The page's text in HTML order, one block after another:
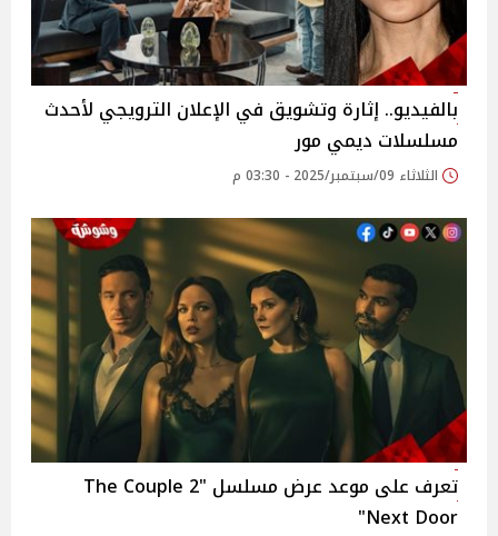
بالفيديو.. إثارة وتشويق في الإعلان الترويجي لأحدث
مسلسلات ديمي مور
الثلاثاء 09/سبتمبر/2025 - 03:30 م
تعرف على موعد عرض مسلسل "2 The Couple
Next Door"